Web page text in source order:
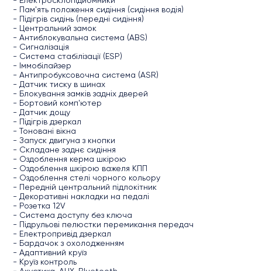
- Пам'ять положення сидіння (сидіння водія)
- Підігрів сидінь (передні сидіння)
- Центральний замок
- Антиблокувальна система (ABS)
- Сигналізація
- Система стабілізації (ESP)
- Іммобілайзер
- Антипробуксовочна система (ASR)
- Датчик тиску в шинах
- Блокування замків задніх дверей
- Бортовий комп'ютер
- Датчик дощу
- Підігрів дзеркал
- Тоновані вікна
- Запуск двигуна з кнопки
- Складане заднє сидіння
- Оздоблення керма шкірою
- Оздоблення шкірою важеля КПП
- Оздоблення стелі чорного кольору
- Передній центральний підлокітник
- Декоративні накладки на педалі
- Розетка 12V
- Система доступу без ключа
- Підрульові пелюстки перемикання передач
- Електропривід дзеркал
- Бардачок з охолодженням
- Адаптивний круїз
- Круїз контроль